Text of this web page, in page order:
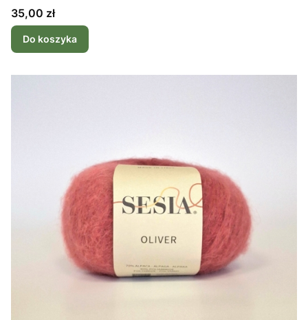
Cena
35,00 zł
Do koszyka